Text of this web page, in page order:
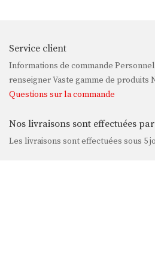
Service client
Informations de commande
renseigner Vaste gamme de produits
Questions sur la commande
Nos livraisons sont effectuées par
Les livraisons sont effectuées sous 5